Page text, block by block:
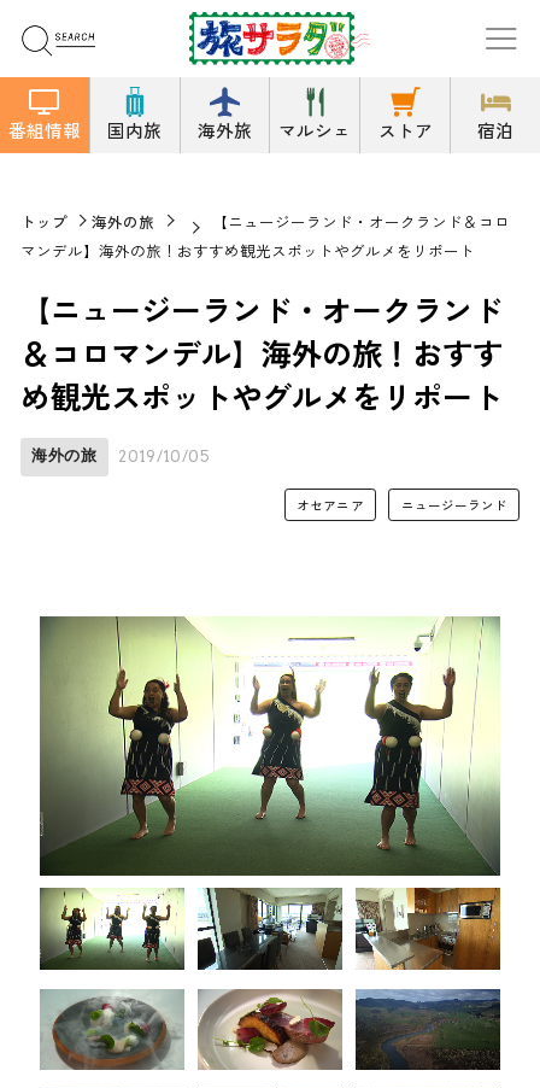
番組情報 国内旅 海外旅 マルシェ ストア 宿泊
トップ 海外の旅
【ニュージーランド・オークランド＆コロ
マンデル】海外の旅！おすすめ観光スポットやグルメをリポート
【ニュージーランド・オークランド
＆コロマンデル】海外の旅！おすす
め観光スポットやグルメをリポート
海外の旅 2019/10/05
オセアニア ニュージーランド